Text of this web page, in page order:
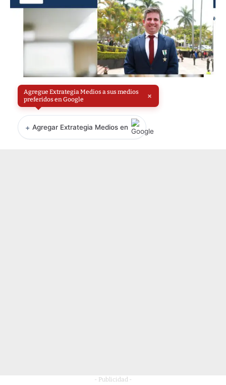
Agregue Extrategia Medios a sus medios
preferidos en Google
×
+ Agregar Extrategia Medios en
- Publicidad -